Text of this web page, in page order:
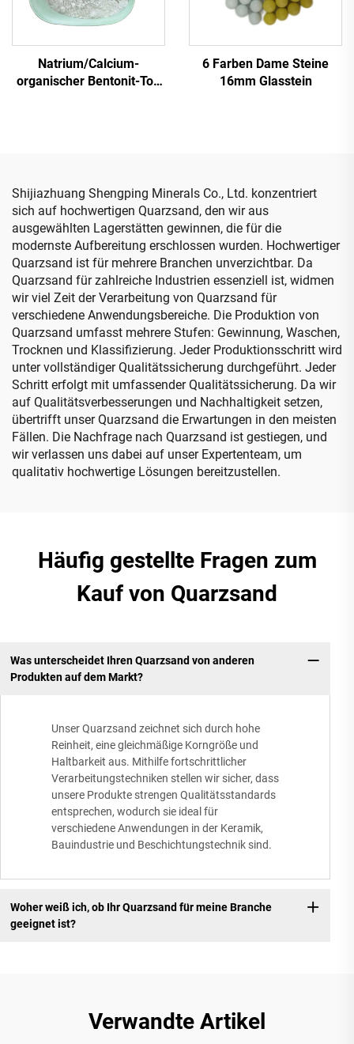
Natrium/Calcium-
organischer Bentonit-Ton
6 Farben Dame Steine
16mm Glasstein
Shijiazhuang Shengping Minerals Co., Ltd. konzentriert
sich auf hochwertigen Quarzsand, den wir aus
ausgewählten Lagerstätten gewinnen, die für die
modernste Aufbereitung erschlossen wurden. Hochwertiger
Quarzsand ist für mehrere Branchen unverzichtbar. Da
Quarzsand für zahlreiche Industrien essenziell ist, widmen
wir viel Zeit der Verarbeitung von Quarzsand für
verschiedene Anwendungsbereiche. Die Produktion von
Quarzsand umfasst mehrere Stufen: Gewinnung, Waschen,
Trocknen und Klassifizierung. Jeder Produktionsschritt wird
unter vollständiger Qualitätssicherung durchgeführt. Jeder
Schritt erfolgt mit umfassender Qualitätssicherung. Da wir
auf Qualitätsverbesserungen und Nachhaltigkeit setzen,
übertrifft unser Quarzsand die Erwartungen in den meisten
Fällen. Die Nachfrage nach Quarzsand ist gestiegen, und
wir verlassen uns dabei auf unser Expertenteam, um
qualitativ hochwertige Lösungen bereitzustellen.
Häufig gestellte Fragen zum
Kauf von Quarzsand
Was unterscheidet Ihren Quarzsand von anderen
Produkten auf dem Markt?
Unser Quarzsand zeichnet sich durch hohe
Reinheit, eine gleichmäßige Korngröße und
Haltbarkeit aus. Mithilfe fortschrittlicher
Verarbeitungstechniken stellen wir sicher, dass
unsere Produkte strengen Qualitätsstandards
entsprechen, wodurch sie ideal für
verschiedene Anwendungen in der Keramik,
Bauindustrie und Beschichtungstechnik sind.
Woher weiß ich, ob Ihr Quarzsand für meine Branche
geeignet ist?
Verwandte Artikel